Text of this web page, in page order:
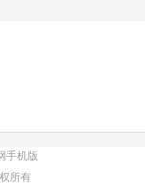
手机版
所有